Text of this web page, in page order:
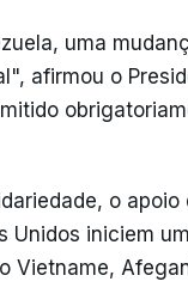
uma
afirmou o
o apoio
Unidos iniciem
Vietname,